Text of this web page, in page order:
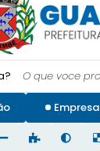
Empresa